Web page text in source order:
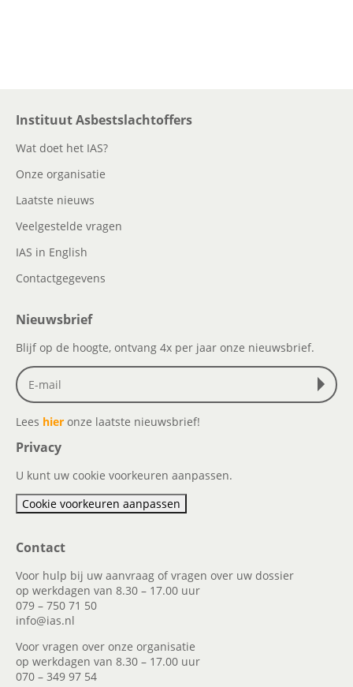
Instituut Asbestslachtoffers
Wat doet het IAS?
Onze organisatie
Laatste nieuws
Veelgestelde vragen
IAS in English
Contactgegevens
Nieuwsbrief
Blijf op de hoogte, ontvang 4x per jaar onze nieuwsbrief.
Lees hier onze laatste nieuwsbrief!
Privacy
U kunt uw cookie voorkeuren aanpassen.
Cookie voorkeuren aanpassen
Contact
Voor hulp bij uw aanvraag of vragen over uw dossier
op werkdagen van 8.30 – 17.00 uur
079 – 750 71 50
info@ias.nl
Voor vragen over onze organisatie
op werkdagen van 8.30 – 17.00 uur
070 – 349 97 54